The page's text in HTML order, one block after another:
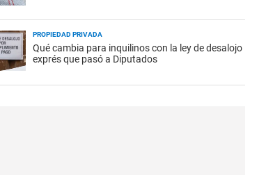
PROPIEDAD PRIVADA
Qué cambia para inquilinos con la ley de desalojo
exprés que pasó a Diputados